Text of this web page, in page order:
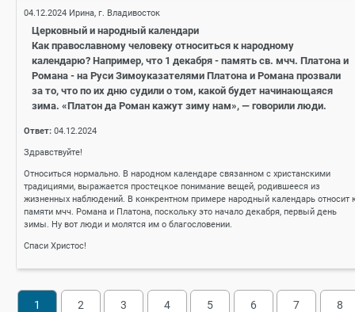
04.12.2024 Ирина, г. Владивосток
Церковный и народный календари
Как православному человеку относиться к народному
календарю? Например, что 1 декабря - память св. мчч. Платона и
Романа - на Руси Зимоуказателями Платона и Романа прозвали
за то, что по их дню судили о том, какой будет начинающаяся
зима. «Платон да Роман кажут зиму нам», — говорили люди.
Ответ: 04.12.2024
Здравствуйте!
Относиться нормально. В народном календаре связанном с христанскими
традициями, выражается простецкое понимание вещей, родившееся из
жизненных наблюдений. В конкрентном примере народный календарь относит
памяти мчч. Романа и Платона, поскольку это начало декабря, первый день
зимы. Ну вот люди и молятся им о благословении.
Спаси Христос!
1 2 3 4 5 6 7 8